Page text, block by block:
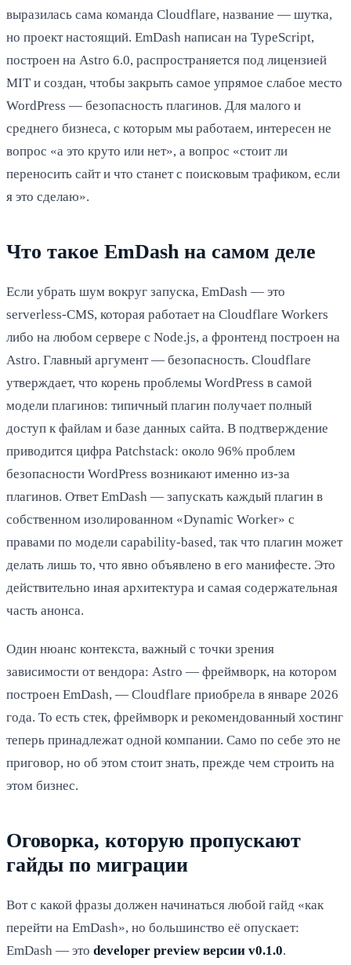
выразилась сама команда Cloudflare, название — шутка,
но проект настоящий. EmDash написан на TypeScript,
построен на Astro 6.0, распространяется под лицензией
MIT и создан, чтобы закрыть самое упрямое слабое место
WordPress — безопасность плагинов. Для малого и
среднего бизнеса, с которым мы работаем, интересен не
вопрос «а это круто или нет», а вопрос «стоит ли
переносить сайт и что станет с поисковым трафиком, если
я это сделаю».
Что такое EmDash на самом деле
Если убрать шум вокруг запуска, EmDash — это
serverless-CMS, которая работает на Cloudflare Workers
либо на любом сервере с Node.js, а фронтенд построен на
Astro. Главный аргумент — безопасность. Cloudflare
утверждает, что корень проблемы WordPress в самой
модели плагинов: типичный плагин получает полный
доступ к файлам и базе данных сайта. В подтверждение
приводится цифра Patchstack: около 96% проблем
безопасности WordPress возникают именно из-за
плагинов. Ответ EmDash — запускать каждый плагин в
собственном изолированном «Dynamic Worker» с
правами по модели capability-based, так что плагин может
делать лишь то, что явно объявлено в его манифесте. Это
действительно иная архитектура и самая содержательная
часть анонса.
Один нюанс контекста, важный с точки зрения
зависимости от вендора: Astro — фреймворк, на котором
построен EmDash, — Cloudflare приобрела в январе 2026
года. То есть стек, фреймворк и рекомендованный хостинг
теперь принадлежат одной компании. Само по себе это не
приговор, но об этом стоит знать, прежде чем строить на
этом бизнес.
Оговорка, которую пропускают
гайды по миграции
Вот с какой фразы должен начинаться любой гайд «как
перейти на EmDash», но большинство её опускает:
EmDash — это developer preview версии v0.1.0.